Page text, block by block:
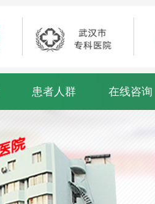
患者人群 在线咨询